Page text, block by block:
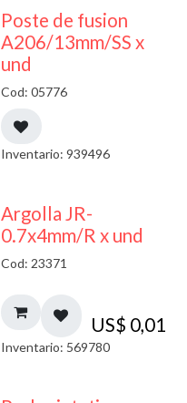
Poste de fusion
A206/13mm/SS x
und
Cod: 05776
Inventario: 939496
Argolla JR-
0.7x4mm/R x und
Cod: 23371
US$ 0,01
Inventario: 569780